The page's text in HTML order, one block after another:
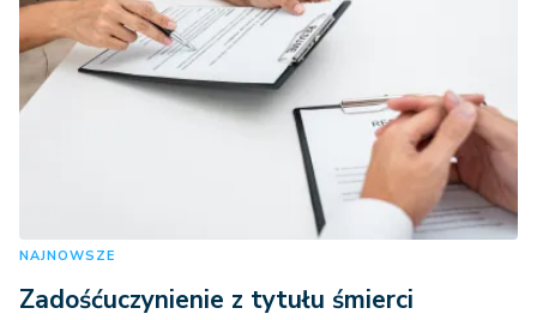
NAJNOWSZE
Zadośćuczynienie z tytułu śmierci